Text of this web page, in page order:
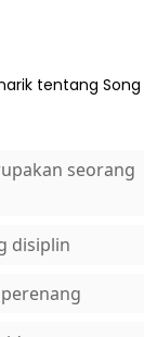
tentang Song
seorang
disiplin